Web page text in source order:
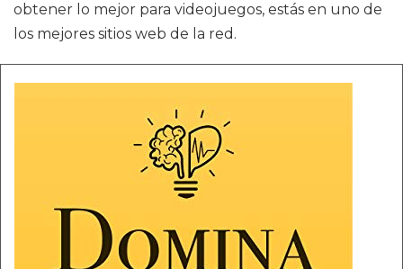
obtener lo mejor para videojuegos, estás en uno de
los mejores sitios web de la red.